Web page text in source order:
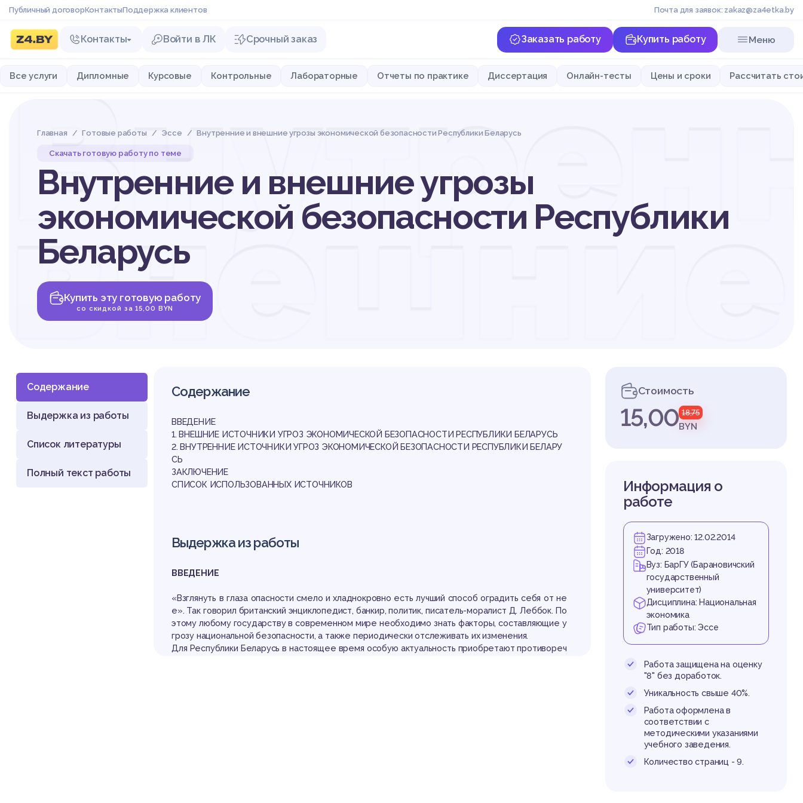
Публичный договорКонтактыПоддержка клиентов Почта для заявок: zakaz@za4etka.by
Контакты Войти в ЛК Срочный заказ Заказать работу Купить работу Меню
Все услуги Дипломные Курсовые Контрольные Лабораторные Отчеты по практике Диссертация Онлайн-тесты Цены и сроки Рассчитать
Главная Готовые работы Эссе Внутренние и внешние угрозы экономической безопасности Республики Беларусь
Скачать готовую работу по теме
Внутренние и внешние угрозы
экономической безопасности Республики
Беларусь
Купить эту готовую работу
со скидкой за 15,00 BYN
внешние
угрозы
Содержание
Выдержка из работы
Список литературы
Полный текст работы
Содержание
ВВЕДЕНИЕ
1. ВНЕШНИЕ ИСТОЧНИКИ УГРОЗ ЭКОНОМИЧЕСКОЙ БЕЗОПАСНОСТИ РЕСПУБЛИКИ БЕЛАРУСЬ
2. ВНУТРЕННИЕ ИСТОЧНИКИ УГРОЗ ЭКОНОМИЧЕСКОЙ БЕЗОПАСНОСТИ РЕСПУБЛИКИ БЕЛАРУ
СЬ
ЗАКЛЮЧЕНИЕ
СПИСОК ИСПОЛЬЗОВАННЫХ ИСТОЧНИКОВ
Выдержка из работы
ВВЕДЕНИЕ
«Взглянуть в глаза опасности смело и хладнокровно есть лучший способ оградить себя от не
е». Так говорил британский энциклопедист, банкир, политик, писатель-моралист Д. Леббок. По
этому любому государству в современном мире необходимо знать факторы, составляющие у
грозу национальной безопасности, а также периодически отслеживать их изменения.
Для Республики Беларусь в настоящее время особую актуальность приобретают противореч
Стоимость
15,00 18,75
BYN
Информация о
работе
Загружено: 12.02.2014
Год: 2018
Вуз: БарГУ (Барановичский
государственный
университет)
Дисциплина: Национальная
экономика
Тип работы: Эссе
Работа защищена на оценку
"8" без доработок.
Уникальность свыше 40%.
Работа оформлена в
соответствии с
методическими указаниями
учебного заведения.
Количество страниц - 9.